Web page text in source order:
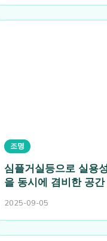
조명
심플거실등으로 실용
을 동시에 겸비한 공간
2025-09-05